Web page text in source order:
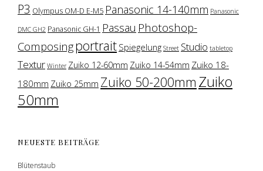
P3 Olympus OM-D E-M5 Panasonic 14-140mm Panasonic
DMC GH2 Panasonic GH-1 Passau Photoshop-
Composingportrait Spiegelung Street Studio tabletop
Textur Winter Zuiko 12-60mm Zuiko 14-54mm Zuiko 18-
180mm Zuiko 25mm Zuiko 50-200mm Zuiko
50mm
NEUESTE BEITRÄGE
Blütenstaub